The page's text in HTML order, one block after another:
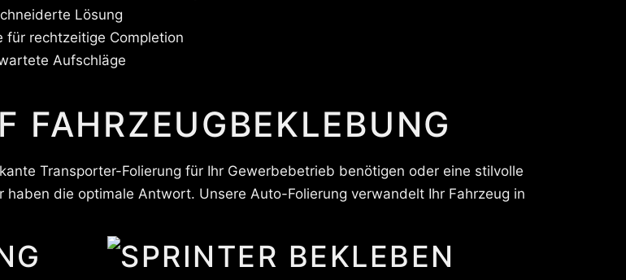
Lösung
rechtzeitige Completion
Aufschläge
FAHRZEUGBEKLEBUNG
Transporter-Folierung für Ihr Gewerbebetrieb benötigen oder eine stilvolle
die optimale Antwort. Unsere Auto-Folierung verwandelt Ihr Fahrzeug in